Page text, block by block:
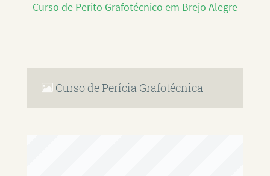
Curso de Perito Grafotécnico em Brejo Alegre
Curso de Perícia Grafotécnica